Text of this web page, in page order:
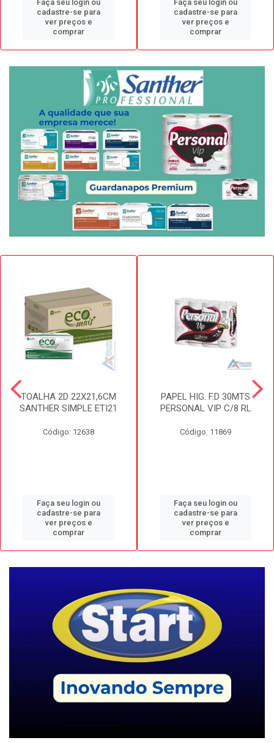
Faça seu login ou
cadastre-se para
ver preços e
comprar
Faça seu login ou
cadastre-se para
ver preços e
comprar
TOALHA 2D 22X21,6CM
SANTHER SIMPLE ETI21
Código: 12638
Faça seu login ou
cadastre-se para
ver preços e
comprar
PAPEL HIG. F.D 30MTS
PERSONAL VIP C/8 RL
Código: 11869
Faça seu login ou
cadastre-se para
ver preços e
comprar